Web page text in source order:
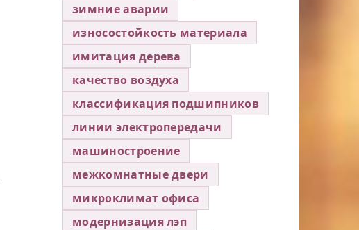
зимние аварии
износостойкость материала
имитация дерева
качество воздуха
классификация подшипников
линии электропередачи
машиностроение
межкомнатные двери
микроклимат офиса
модернизация лэп